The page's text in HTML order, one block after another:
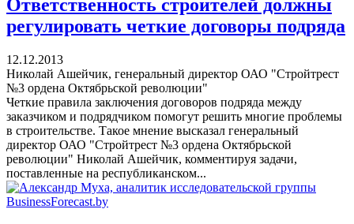
Ответственность строителей должны
регулировать четкие договоры подряда
12.12.2013
Николай Ашейчик, генеральный директор ОАО "Стройтрест
№3 ордена Октябрьской революции"
Четкие правила заключения договоров подряда между
заказчиком и подрядчиком помогут решить многие проблемы
в строительстве. Такое мнение высказал генеральный
директор ОАО "Стройтрест №3 ордена Октябрьской
революции" Николай Ашейчик, комментируя задачи,
поставленные на республиканском...